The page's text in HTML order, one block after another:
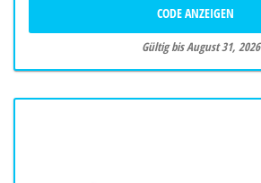
CODE ANZEIGEN
Gültig bis August 31, 2026